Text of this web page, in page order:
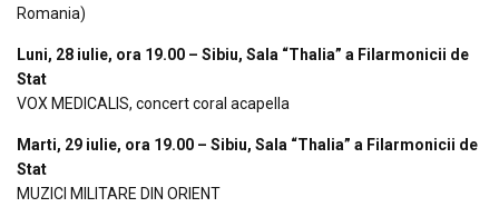
Romania)
Luni, 28 iulie, ora 19.00 – Sibiu, Sala “Thalia” a Filarmonicii de
Stat
VOX MEDICALIS, concert coral acapella
Marti, 29 iulie, ora 19.00 – Sibiu, Sala “Thalia” a Filarmonicii de
Stat
MUZICI MILITARE DIN ORIENT